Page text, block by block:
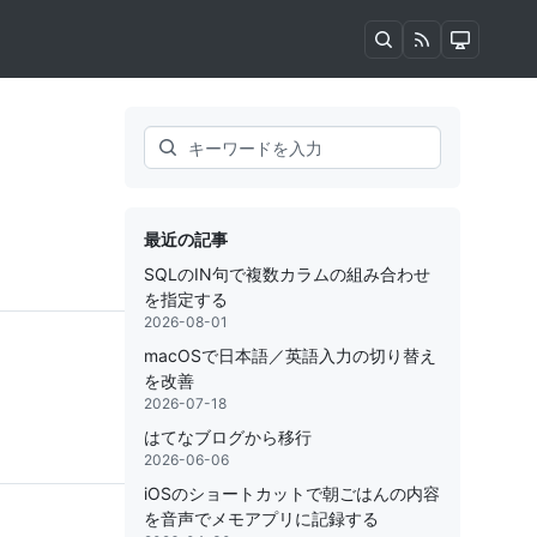
Search
最近の記事
SQLのIN句で複数カラムの組み合わせ
を指定する
2026-08-01
macOSで日本語／英語入力の切り替え
を改善
2026-07-18
はてなブログから移行
2026-06-06
iOSのショートカットで朝ごはんの内容
を音声でメモアプリに記録する